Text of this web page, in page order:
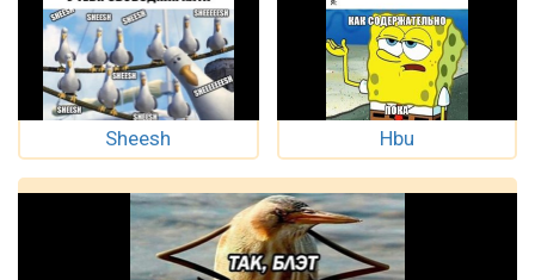
Sheesh Hbu